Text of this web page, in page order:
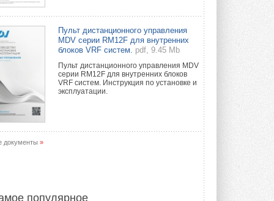
новую серию консольных
Усовершенствованная гидравлика
помогает снизить энергопотребление ...
30 ИЮЛЯ 2026
Группа «Теплолюкс» открыла
новую производственную
площадку
29 ИЮЛЯ 2026
Пульт дистанционного управления
MDV серии RM12F для внутренних
блоков VRF систем.
pdf, 9.45 Mb
Пульт дистанционного управления MDV
серии RM12F для внутренних блоков
VRF систем. Инструкция по установке и
эксплуатации.
документы »
популярное